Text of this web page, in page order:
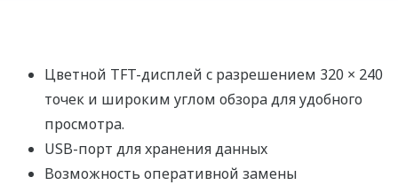
Цветной TFT-дисплей с разрешением 320 × 240
точек и широким углом обзора для удобного
просмотра.
USB-порт для хранения данных
Возможность оперативной замены